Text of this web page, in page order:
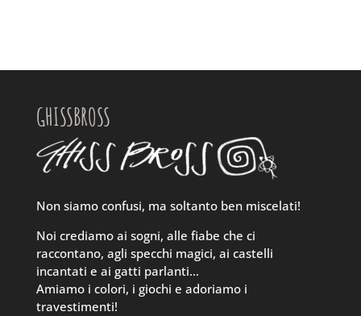
GHISSBROSS
Non siamo confusi, ma soltanto ben miscelati!
Noi crediamo ai sogni, alle fiabe che ci
raccontano, agli specchi magici, ai castelli
incantati e ai gatti parlanti…
Amiamo i colori, i giochi e adoriamo i
travestimenti!